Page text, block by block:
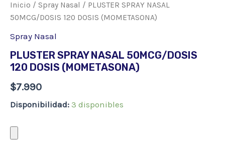
Inicio / Spray Nasal / PLUSTER SPRAY NASAL
50MCG/DOSIS 120 DOSIS (MOMETASONA)
Spray Nasal
PLUSTER SPRAY NASAL 50MCG/DOSIS
120 DOSIS (MOMETASONA)
$7.990
Disponibilidad: 3 disponibles